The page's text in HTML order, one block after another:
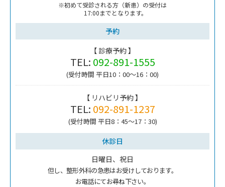
※初めて受診される方（新患）の受付は
17:00までとなります。
予約
【 診療予約 】
TEL: 092-891-1555
(受付時間 平日10：00～16：00)
【 リハビリ予約 】
TEL: 092-891-1237
(受付時間 平日8：45～17：30)
休診日
日曜日、祝日
但し、整形外科の急患はお受けしております。
お電話にてお尋ね下さい。